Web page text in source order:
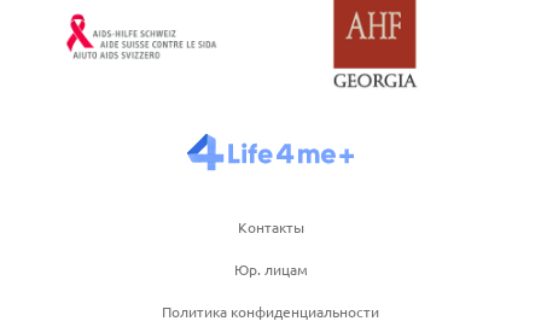
Франция
Черногория
Контакты
Юр. лицам
Политика конфиденциальности